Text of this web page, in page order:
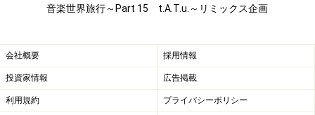
音楽世界旅行～Part 15 t.A.T.u.～リミックス企画
会社概要 採用情報
投資家情報 広告掲載
利用規約 プライバシーポリシー